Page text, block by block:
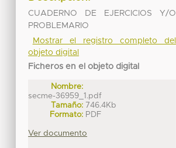
CUADERNO DE EJERCICIOS Y/O
PROBLEMARIO
Mostrar el registro completo del
objeto digital
Ficheros en el objeto digital
Nombre:
secme-36959_1.pdf
Tamaño: 746.4Kb
Formato: PDF
Ver documento